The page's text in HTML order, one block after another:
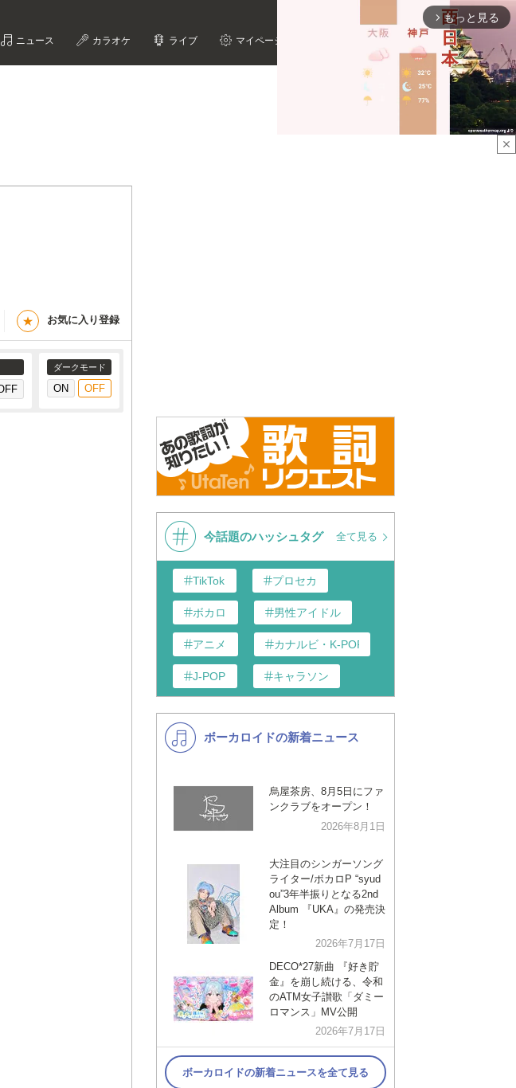
ニュース カラオケ ライブ マイページ
★ お気に入り登録
ダークモード
close
arrow_forward_ios もっと見る
今話題のハッシュタグ 全て見る
TikTok プロセカ
ボカロ 男性アイドル
アニメ カナルビ・K-POP和訳
J-POP キャラソン
K-POP 演歌・歌謡
VTuber ディズニー
ボーカロイドの新着ニュース
烏屋茶房、8月5日にファ
ンクラブをオープン！
2026年8月1日
大注目のシンガーソング
ライター/ボカロP “syud
ou”3年半振りとなる2nd
Album 『UKA』の発売決
定！
2026年7月17日
DECO*27新曲 『好き貯
金』を崩し続ける、令和
のATM女子讃歌「ダミー
ロマンス」MV公開
2026年7月17日
ボーカロイドの新着ニュースを全て見る